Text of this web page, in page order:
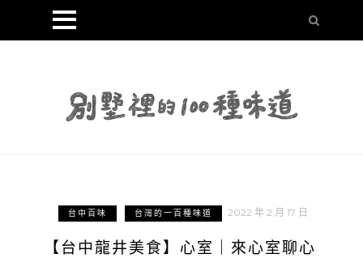
台中百味 台灣的一百種味道 2022 年 2 月 17 日
【台中龍井美食】心室｜來心室聊心